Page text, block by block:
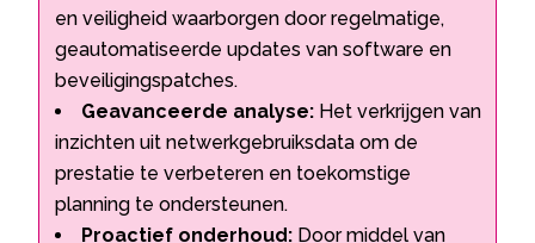
en veiligheid waarborgen door regelmatige,
geautomatiseerde updates van software en
beveiligingspatches.
Geavanceerde analyse: Het verkrijgen van
inzichten uit netwerkgebruiksdata om de
prestatie te verbeteren en toekomstige
planning te ondersteunen.
Proactief onderhoud: Door middel van